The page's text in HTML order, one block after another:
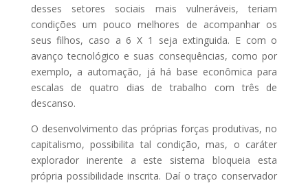
desses setores sociais mais vulneráveis, teriam
condições um pouco melhores de acompanhar os
seus filhos, caso a 6 X 1 seja extinguida. E com o
avanço tecnológico e suas consequências, como por
exemplo, a automação, já há base econômica para
escalas de quatro dias de trabalho com três de
descanso.
O desenvolvimento das próprias forças produtivas, no
capitalismo, possibilita tal condição, mas, o caráter
explorador inerente a este sistema bloqueia esta
própria possibilidade inscrita. Daí o traço conservador